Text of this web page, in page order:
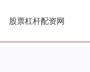
股票杠杆配资网